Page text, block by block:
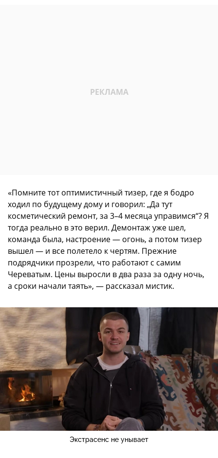
«Помните тот оптимистичный тизер, где я бодро
ходил по будущему дому и говорил: „Да тут
косметический ремонт, за 3–4 месяца управимся“? Я
тогда реально в это верил. Демонтаж уже шел,
команда была, настроение — огонь, а потом тизер
вышел — и все полетело к чертям. Прежние
подрядчики прозрели, что работают с самим
Череватым. Цены выросли в два раза за одну ночь,
а сроки начали таять», — рассказал мистик.
Экстрасенс не унывает